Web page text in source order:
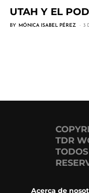
UTAH Y EL
BY MÓNICA ISABEL PÉREZ 3
TDR
Acerca de